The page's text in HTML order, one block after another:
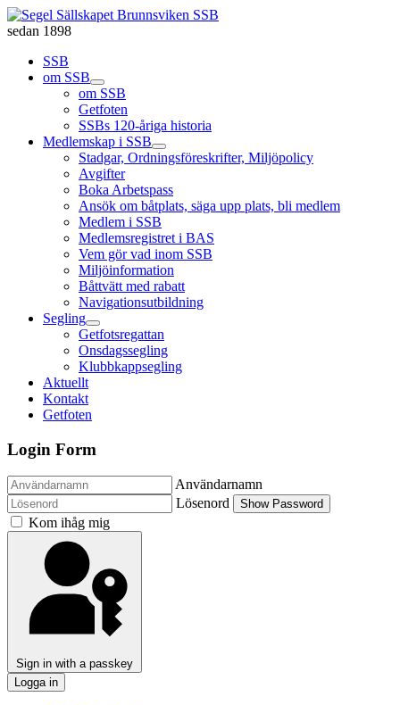
sedan 1898
SSB
om SSB
om SSB
Getfoten
SSBs 120-åriga historia
Medlemskap i SSB
Stadgar, Ordningsföreskrifter, Miljöpolicy
Avgifter
Boka Arbetspass
Ansök om båtplats, säga upp plats, bli medlem
Medlem i SSB
Medlemsregistret i BAS
Vem gör vad inom SSB
Miljöinformation
Båttvätt med rabatt
Navigationsutbildning
Segling
Getfotsregattan
Onsdagssegling
Klubbkappsegling
Aktuellt
Kontakt
Getfoten
Login Form
Användarnamn
Lösenord
Show Password
Kom ihåg mig
Sign in with a passkey
Logga in